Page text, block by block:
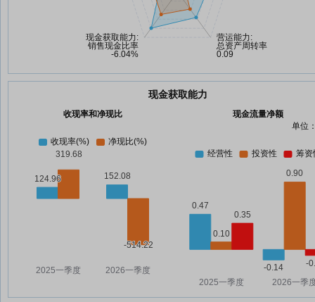
现金获取能力
收现率和净现比
现金流量净额
单位